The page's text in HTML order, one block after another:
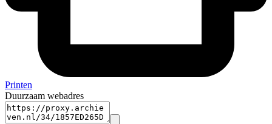
Printen
Duurzaam webadres